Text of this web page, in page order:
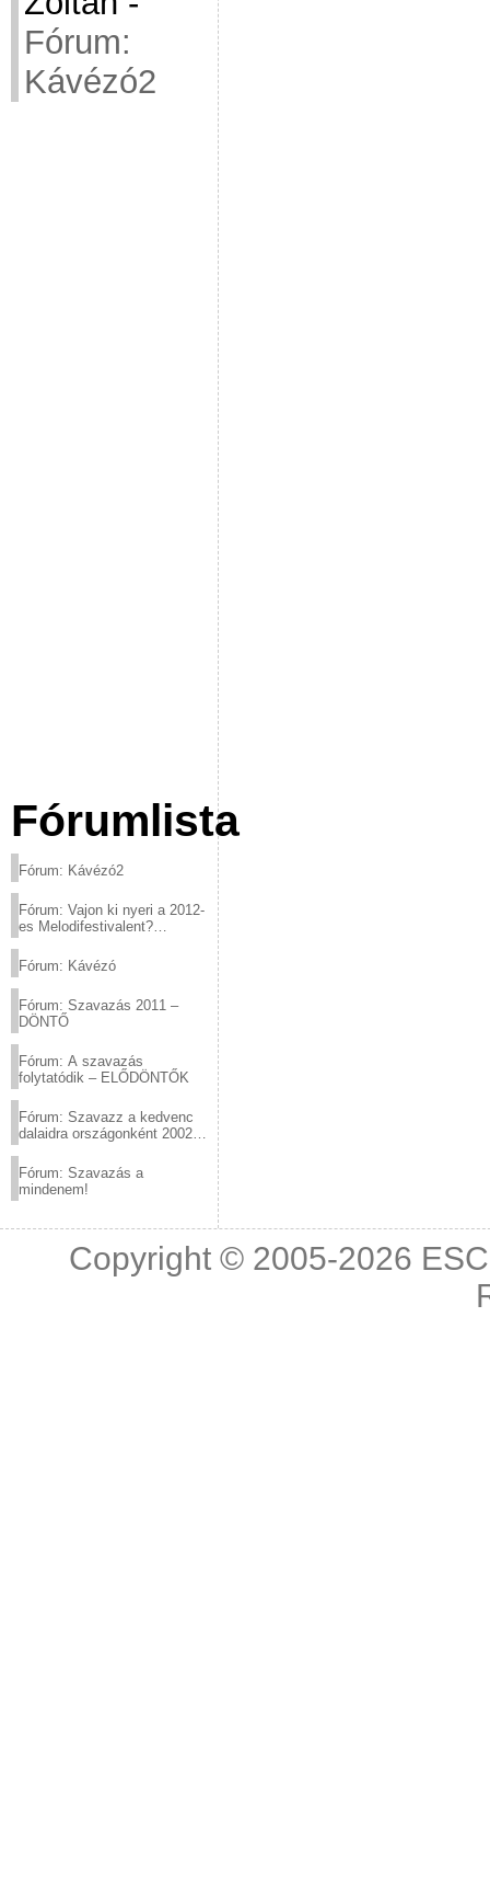
Fórum:
Kávézó2
Fórumlista
Fórum: Kávézó2
Fórum: Vajon ki nyeri a 2012-
es Melodifestivalent?
Fórum: Kávézó
Fórum: Szavazás 2011 –
DÖNTŐ
Fórum: A szavazás
folytatódik – ELŐDÖNTŐK
Fórum: Szavazz a kedvenc
dalaidra országonként 2002
Fórum: Szavazás a
mindenem!
Copyright © 2005-2026